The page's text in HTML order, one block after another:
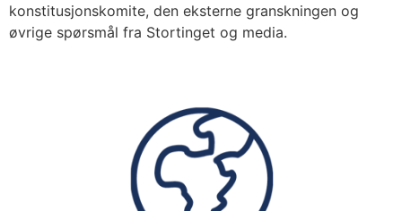
konstitusjonskomite, den eksterne granskningen og
øvrige spørsmål fra Stortinget og media.